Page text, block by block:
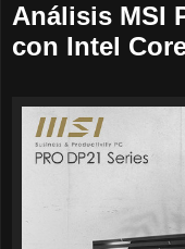
Análisis MSI
con Intel